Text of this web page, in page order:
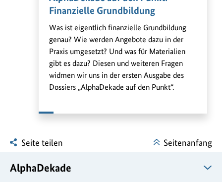
Finanzielle Grundbildung
Was ist eigentlich finanzielle Grundbildung
genau? Wie werden Angebote dazu in der
Praxis umgesetzt? Und was für Materialien
gibt es dazu? Diesen und weiteren Fragen
widmen wir uns in der ersten Ausgabe des
Dossiers „AlphaDekade auf den Punkt“.
Seite teilen Seitenanfang
AlphaDekade